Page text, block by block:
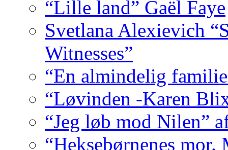
“Lille land” Gaël Faye
Svetlana Alexievich
Witnesses”
“En almindelig
“Løvinden -Karen
“Jeg løb mod Nilen”
“Heksebørnenes